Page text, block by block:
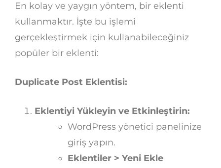
En kolay ve yaygın yöntem, bir eklenti
kullanmaktır. İşte bu işlemi
gerçekleştirmek için kullanabileceğiniz
popüler bir eklenti:
Duplicate Post Eklentisi:
Eklentiyi Yükleyin ve Etkinleştirin:
WordPress yönetici panelinize
giriş yapın.
Eklentiler > Yeni Ekle